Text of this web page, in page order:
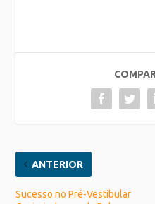
ANTERIOR
Sucesso no Pré-Vestibular